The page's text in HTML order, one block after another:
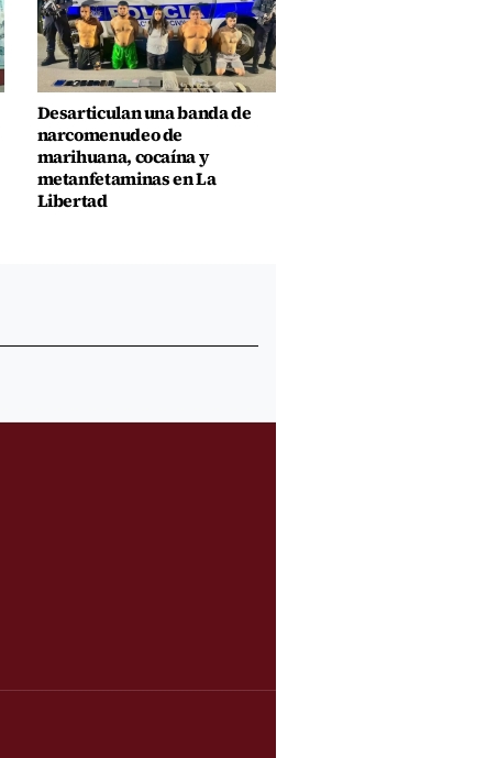
Desarticulan una banda de
narcomenudeo de
marihuana, cocaína y
metanfetaminas en La
Libertad